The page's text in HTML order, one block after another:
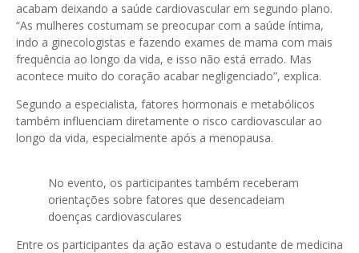
acabam deixando a saúde cardiovascular em segundo plano.
“As mulheres costumam se preocupar com a saúde íntima,
indo a ginecologistas e fazendo exames de mama com mais
frequência ao longo da vida, e isso não está errado. Mas
acontece muito do coração acabar negligenciado”, explica.
Segundo a especialista, fatores hormonais e metabólicos
também influenciam diretamente o risco cardiovascular ao
longo da vida, especialmente após a menopausa.
No evento, os participantes também receberam
orientações sobre fatores que desencadeiam
doenças cardiovasculares
Entre os participantes da ação estava o estudante de medicina